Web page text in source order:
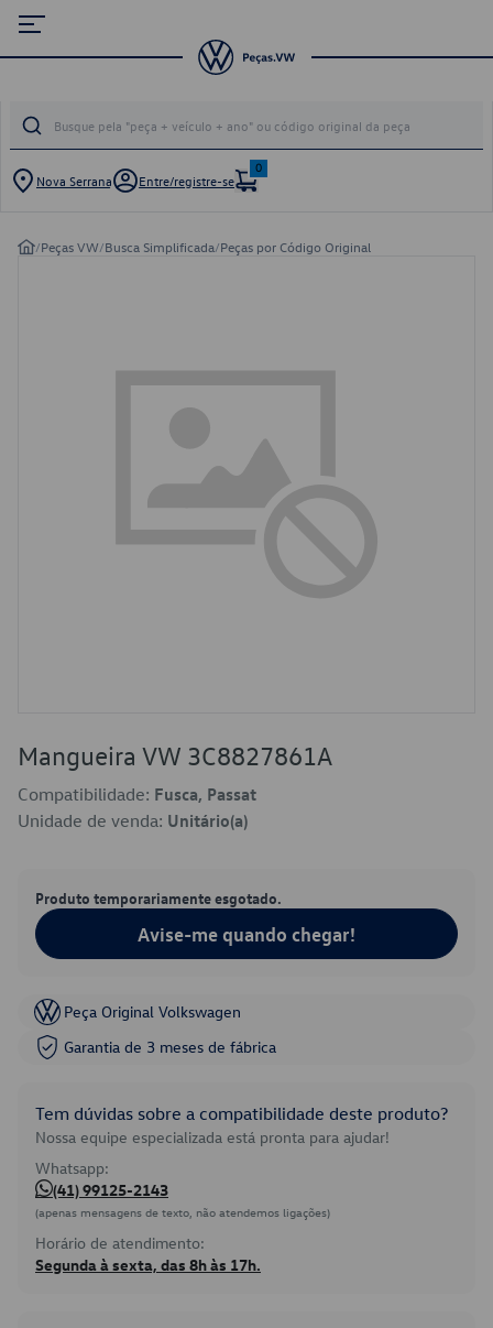
Nova Serrana Entre/registre-se
0
/Peças VW/Busca Simplificada/Peças por Código Original
Mangueira VW 3C8827861A
Compatibilidade: Fusca, Passat
Unidade de venda: Unitário(a)
Produto temporariamente esgotado.
Avise-me quando chegar!
Peça Original Volkswagen
Garantia de 3 meses de fábrica
Tem dúvidas sobre a compatibilidade deste produto?
Nossa equipe especializada está pronta para ajudar!
Whatsapp:
(41) 99125-2143
(apenas mensagens de texto, não atendemos ligações)
Horário de atendimento:
Segunda à sexta, das 8h às 17h.